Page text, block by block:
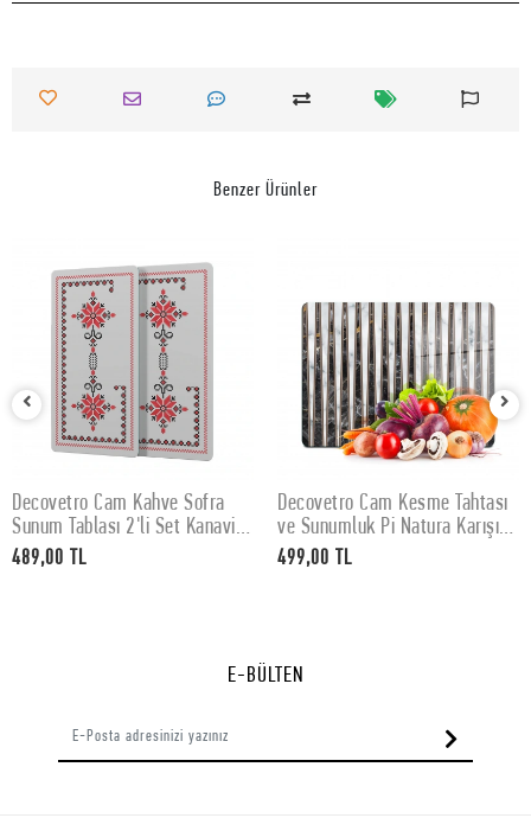
Benzer Ürünler
SEPETE EKLE
Decovetro Cam Kahve Sofra
Sunum Tablası 2'li Set Kanaviçe
Desenli 30 x 15 cm
489,00 TL
SEPETE EKLE
Decovetro Cam Kesme Tahtası
ve Sunumluk Pi Natura Karışık
Mermer Desenli 30x40 cm
499,00 TL
E-BÜLTEN